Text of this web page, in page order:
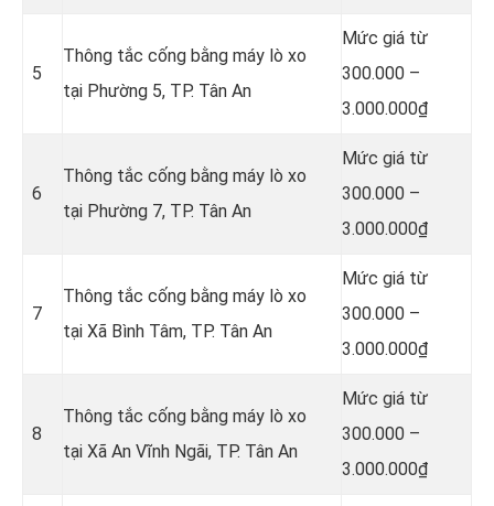
5
Thông tắc cống bằng máy lò xo
tại Phường 5, TP. Tân An
Mức giá từ
300.000 –
3.000.000₫
6
Thông tắc cống bằng máy lò xo
tại Phường 7, TP. Tân An
Mức giá từ
300.000 –
3.000.000₫
7
Thông tắc cống bằng máy lò xo
tại Xã Bình Tâm, TP. Tân An
Mức giá từ
300.000 –
3.000.000₫
8
Thông tắc cống bằng máy lò xo
tại Xã An Vĩnh Ngãi, TP. Tân An
Mức giá từ
300.000 –
3.000.000₫